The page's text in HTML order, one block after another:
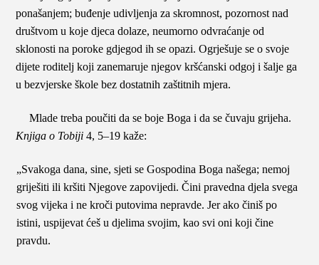
ponašanjem; buđenje udivljenja za skromnost, pozornost nad
društvom u koje djeca dolaze, neumorno odvraćanje od
sklonosti na poroke gdjegod ih se opazi. Ogrješuje se o svoje
dijete roditelj koji zanemaruje njegov kršćanski odgoj i šalje ga
u bezvjerske škole bez dostatnih zaštitnih mjera.
Mlade treba poučiti da se boje Boga i da se čuvaju grijeha.
Knjiga o Tobiji 4, 5–19 kaže:
„Svakoga dana, sine, sjeti se Gospodina Boga našega; nemoj
griješiti ili kršiti Njegove zapovijedi. Čini pravedna djela svega
svog vijeka i ne kroči putovima nepravde. Jer ako činiš po
istini, uspijevat ćeš u djelima svojim, kao svi oni koji čine
pravdu.